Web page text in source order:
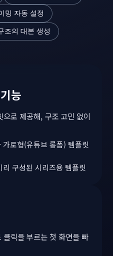
밍 자동 설정
조의 대본 생성
능
로 제공해, 구조 고민 없이
로형(유튜브 롱폼) 템플릿
리 구성된 시리즈용 템플릿
릭을 부르는 첫 화면을 빠